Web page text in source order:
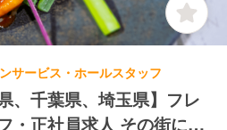
サービス・ホールスタッフ
、千葉県、埼玉県】フレ
・正社員求人 その街に合